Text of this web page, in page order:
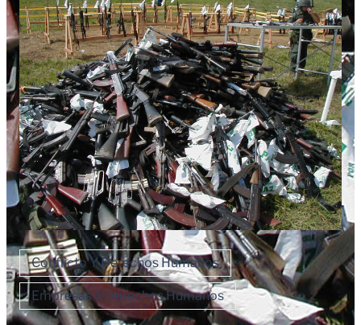
Conflicto Y Derechos Humanos
Empresas Y Derechos Humanos